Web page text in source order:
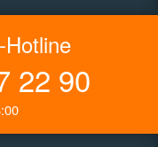
22 90